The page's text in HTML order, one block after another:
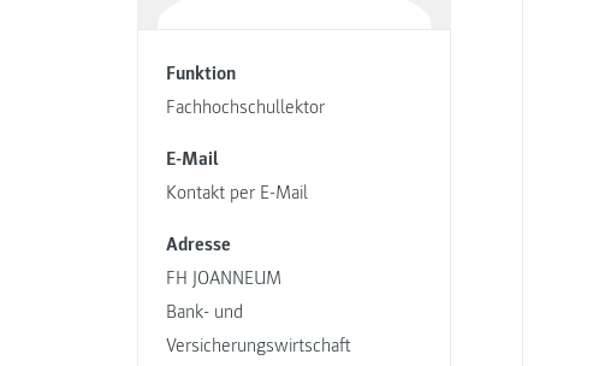
Funktion
Fachhochschullektor
E-Mail
Kontakt per E-Mail
Adresse
FH JOANNEUM
Bank- und
Versicherungswirtschaft